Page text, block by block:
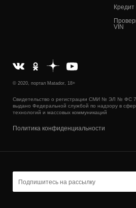
Кредит
VIN
© 2020, портал Matador, 18+
Свидетельство о регистрации СМИ № ЭЛ № ФС
выдано Федеральной службой по надзору в
технологий и массовых коммуникаций
Политика конфиденциальности